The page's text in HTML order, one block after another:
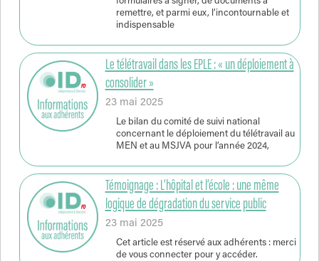
remettre, et parmi eux, l’incontournable et
indispensable
Le télétravail dans les EPLE : « un déploiement à
consolider »
23 mai 2025
Le bilan du comité de suivi national
concernant le déploiement du télétravail au
MEN et au MSJVA pour l’année 2024,
Témoignage : L’hôpital et l’école : une même
logique de dégradation du service public
23 mai 2025
Cet article est réservé aux adhérents : merci
de vous connecter pour y accéder.